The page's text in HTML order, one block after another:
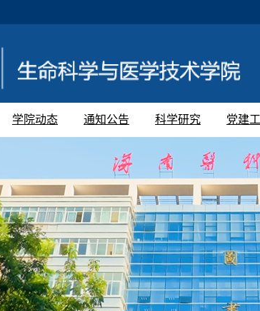
学院动态 通知公告 科学研究 党建